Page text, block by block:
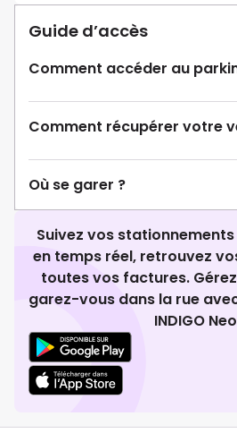
Guide d’accès
Comment accéder au
Comment récupérer votre
Où se garer ?
Suivez vos
en temps réel, retrouvez
toutes vos factures.
garez-vous dans la rue
INDIGO